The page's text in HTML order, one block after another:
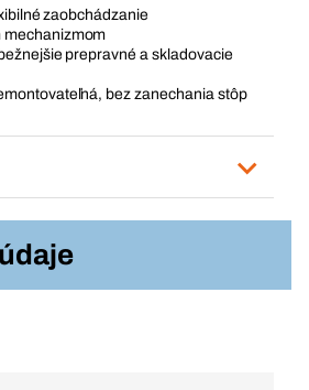
zaobchádzanie
mechanizmom
prepravné a skladovacie
bez zanechania stôp